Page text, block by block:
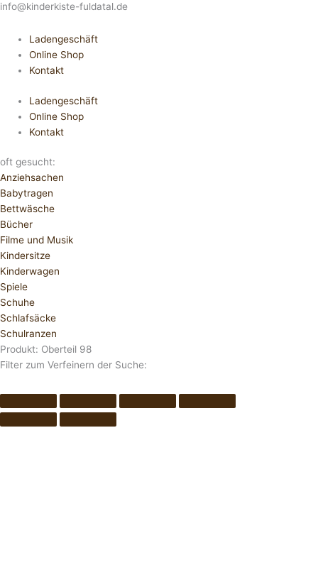
info@kinderkiste-fuldatal.de
Ladengeschäft
Online Shop
Kontakt
Ladengeschäft
Online Shop
Kontakt
oft gesucht:
Anziehsachen
Babytragen
Bettwäsche
Bücher
Filme und Musik
Kindersitze
Kinderwagen
Spiele
Schuhe
Schlafsäcke
Schulranzen
Produkt: Oberteil 98
Filter zum Verfeinern der Suche: